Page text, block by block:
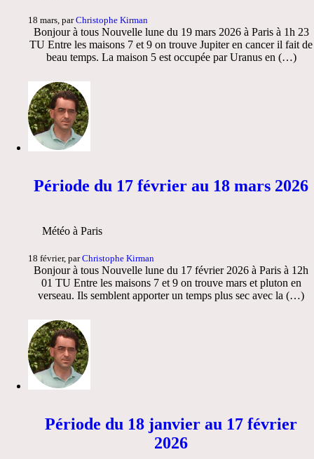
18 mars, parChristophe Kirman
Bonjour à tous Nouvelle lune du 19 mars 2026 à Paris à 1h 23
TU Entre les maisons 7 et 9 on trouve Jupiter en cancer il fait de
beau temps. La maison 5 est occupée par Uranus en (…)
Période du 17 février au 18 mars 2026
Météo à Paris
18 février, parChristophe Kirman
Bonjour à tous Nouvelle lune du 17 février 2026 à Paris à 12h
01 TU Entre les maisons 7 et 9 on trouve mars et pluton en
verseau. Ils semblent apporter un temps plus sec avec la (…)
Période du 18 janvier au 17 février
2026